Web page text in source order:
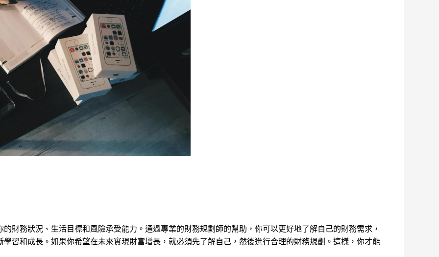
財務狀況、生活目標和風險承受能力。通過專業的財務規劃師的幫助，你可以更好地了解自己的財務需求，
習和成長。如果你希望在未來實現財富增長，就必須先了解自己，然後進行合理的財務規劃。這樣，你才能